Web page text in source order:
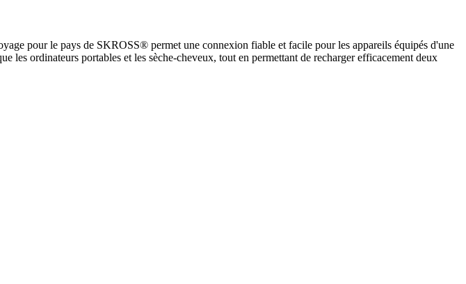
pour le pays de SKROSS® permet une connexion fiable et facile pour les appareils équipés d'une
les ordinateurs portables et les sèche-cheveux, tout en permettant de recharger efficacement deux